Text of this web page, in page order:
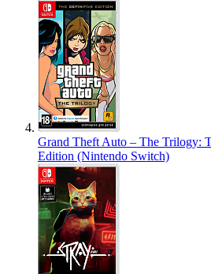
Grand Theft Auto – The Trilogy:
Edition (Nintendo Switch)